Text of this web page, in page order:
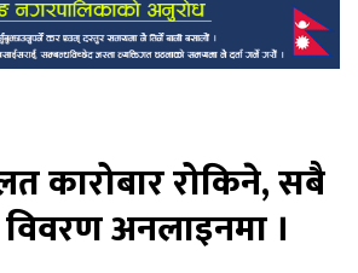
कारोबार रोकिने, सबै
अनलाइनमा ।